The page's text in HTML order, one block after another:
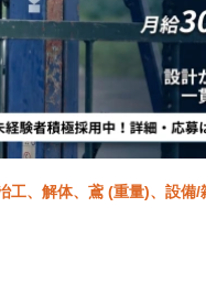
工、解体、鳶 (重量)、設